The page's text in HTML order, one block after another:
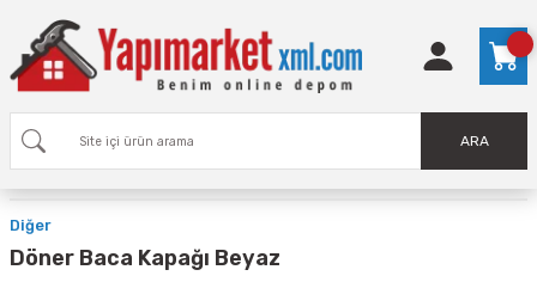
ARA
Diğer
Döner Baca Kapağı Beyaz